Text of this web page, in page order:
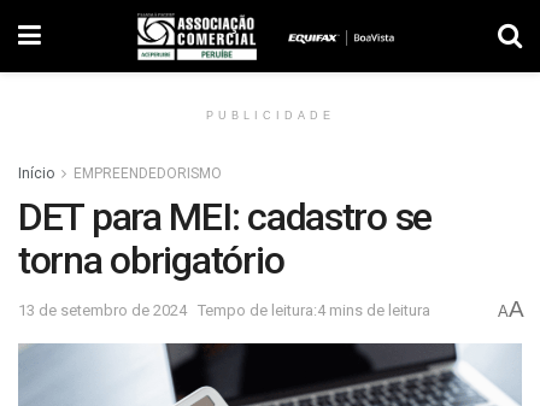
PUBLICIDADE
Início EMPREENDEDORISMO
DET para MEI: cadastro se
torna obrigatório
13 de setembro de 2024 Tempo de leitura:4 mins de leitura AA